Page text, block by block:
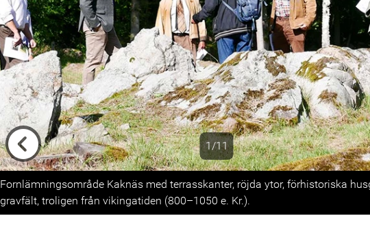
1/11
Previous
Fornlämningsområde Kaknäs med terrasskanter, röjda ytor, förhistoriska
gravfält, troligen från vikingatiden (800–1050 e. Kr.).